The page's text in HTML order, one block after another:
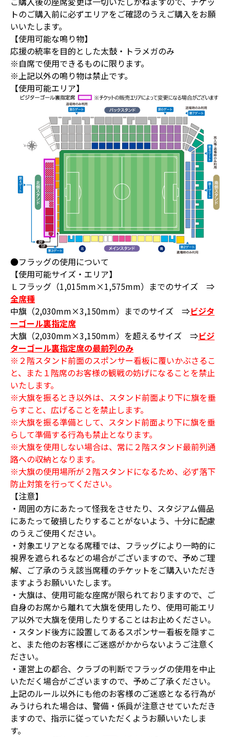
トのご購入前に必ずエリアをご確認のうえご購入をお願
いいたします。
【使用可能な鳴り物】
応援の統率を目的とした太鼓・トラメガのみ
※自席で使用できるものに限ります。
※上記以外の鳴り物は禁止です。
【使用可能エリア】
●フラッグの使用について
【使用可能サイズ・エリア】
Ｌフラッグ（1,015mm×1,575mm）までのサイズ ⇒
全席種
中旗（2,030mm×3,150mm）までのサイズ ⇒ビジタ
ーゴール裏指定席
大旗（2,030mm×3,150mm）を超えるサイズ ⇒ビジ
ターゴール裏指定席の最前列のみ
※２階スタンド前面のスポンサー看板に覆いかぶさるこ
と、また１階席のお客様の観戦の妨げになることを禁止
いたします。
※大旗を振るとき以外は、スタンド前面より下に旗を垂
らすこと、広げることを禁止します。
※大旗を振る準備として、スタンド前面より下に旗を垂
らして準備する行為も禁止となります。
※大旗を使用しない場合は、常に２階スタンド最前列通
路への収納となります。
※大旗の使用場所が２階スタンドになるため、必ず落下
防止対策を行ってください。
【注意】
・周囲の方にあたって怪我をさせたり、スタジアム備品
にあたって破損したりすることがないよう、十分に配慮
のうえご使用ください。
・対象エリアとなる席種では、フラッグにより一時的に
視界を遮られるなどの場合がございますので、予めご理
解、ご了承のうえ該当席種のチケットをご購入いただき
ますようお願いいたします。
・大旗は、使用可能な座席が限られておりますので、ご
自身のお席から離れて大旗を使用したり、使用可能エリ
ア以外で大旗を使用したりすることはお止めください。
・スタンド後方に設置してあるスポンサー看板を隠すこ
と、また他のお客様にご迷惑がかからないようご注意く
ださい。
・運営上の都合、クラブの判断でフラッグの使用を中止
いただく場合がございますので、予めご了承ください。
上記のルール以外にも他のお客様のご迷惑となる行為が
みうけられた場合は、警備・係員が注意させていただき
ますので、指示に従っていただくようお願いいたしま
す。